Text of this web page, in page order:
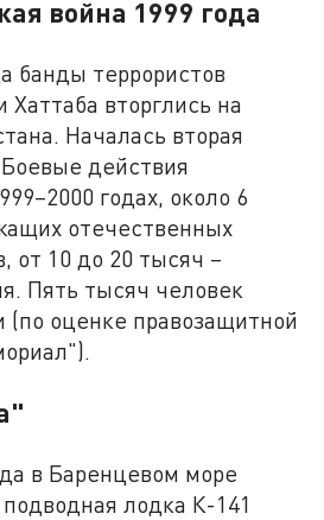
война 1999 года
банды террористов
вторглись на
Началась вторая
действия
годах, около 6
отечественных
от 10 до 20 тысяч –
Пять тысяч человек
(по оценке правозащитной
в Баренцевом море
лодка К-141